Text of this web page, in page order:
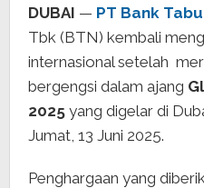
DUBAI — PT Bank
Tbk (BTN) kembali
internasional setelah
bergengsi dalam ajang
2025 yang digelar di
Jumat, 13 Juni 2025.
Penghargaan yang